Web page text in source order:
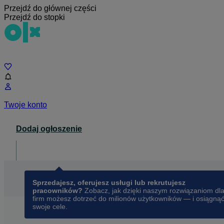
Przejdź do głównej części
Przejdź do stopki
Twoje konto
Dodaj ogłoszenie
Sprzedajesz, oferujesz usługi lub rekrutujesz
pracowników? Zobacz, jak dzięki naszym rozwiązaniom dla
firm możesz dotrzeć do milionów użytkowników — i osiągnąć
swoje cele.